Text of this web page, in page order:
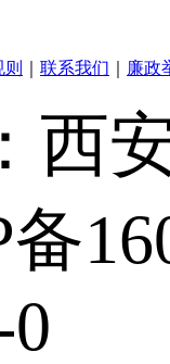
联系我们 廉政
西